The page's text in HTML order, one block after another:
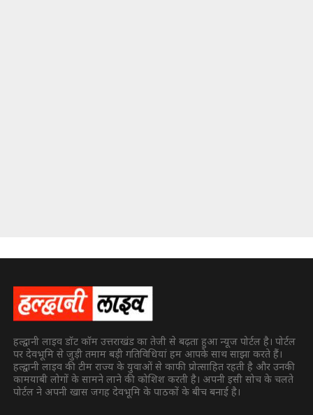
हल्द्वानी लाइव डॉट कॉम उत्तराखंड का तेजी से बढ़ता हुआ न्यूज पोर्टल है। पोर्टल
पर देवभूमि से जुड़ी तमाम बड़ी गतिविधियां हम आपके साथ साझा करते हैं।
हल्द्वानी लाइव की टीम राज्य के युवाओं से काफी प्रोत्साहित रहती है और उनकी
कामयाबी लोगों के सामने लाने की कोशिश करती है। अपनी इसी सोच के चलते
पोर्टल ने अपनी खास जगह देवभूमि के पाठकों के बीच बनाई है।